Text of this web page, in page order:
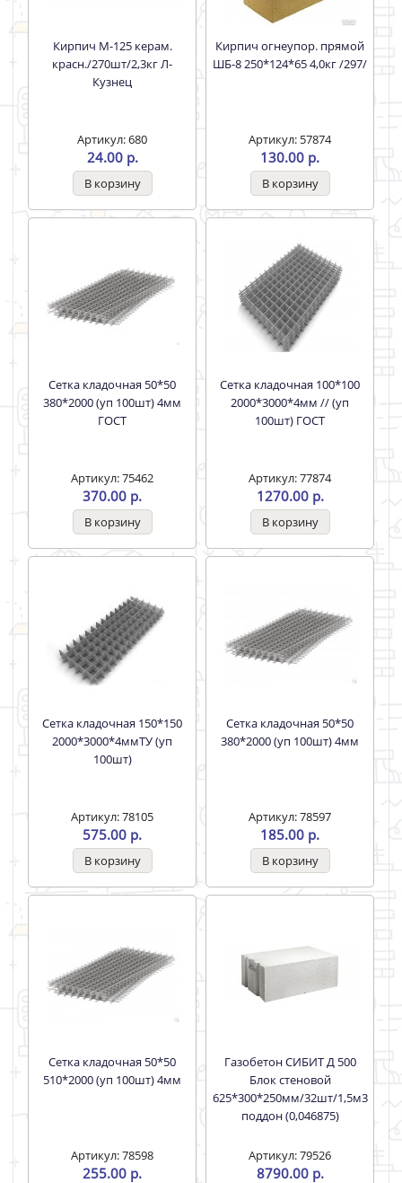
Кирпич М-125 керам.
красн./270шт/2,3кг Л-
Кузнец
Артикул: 680
24.00 р.
Кирпич огнеупор. прямой
ШБ-8 250*124*65 4,0кг /297/
Артикул: 57874
130.00 р.
Сетка кладочная 50*50
380*2000 (уп 100шт) 4мм
ГОСТ
Артикул: 75462
370.00 р.
Сетка кладочная 100*100
2000*3000*4мм // (уп
100шт) ГОСТ
Артикул: 77874
1270.00 р.
Сетка кладочная 150*150
2000*3000*4ммТУ (уп
100шт)
Артикул: 78105
575.00 р.
Сетка кладочная 50*50
380*2000 (уп 100шт) 4мм
Артикул: 78597
185.00 р.
Сетка кладочная 50*50
510*2000 (уп 100шт) 4мм
Артикул: 78598
255.00 р.
Газобетон СИБИТ Д 500
Блок стеновой
625*300*250мм/32шт/1,5м3
поддон (0,046875)
Артикул: 79526
8790.00 р.